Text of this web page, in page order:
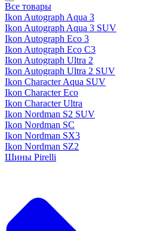
Все товары
Ikon Autograph Aqua 3
Ikon Autograph Aqua 3 SUV
Ikon Autograph Eco 3
Ikon Autograph Eco C3
Ikon Autograph Ultra 2
Ikon Autograph Ultra 2 SUV
Ikon Character Aqua SUV
Ikon Character Eco
Ikon Character Ultra
Ikon Nordman S2 SUV
Ikon Nordman SC
Ikon Nordman SX3
Ikon Nordman SZ2
Шины Pirelli